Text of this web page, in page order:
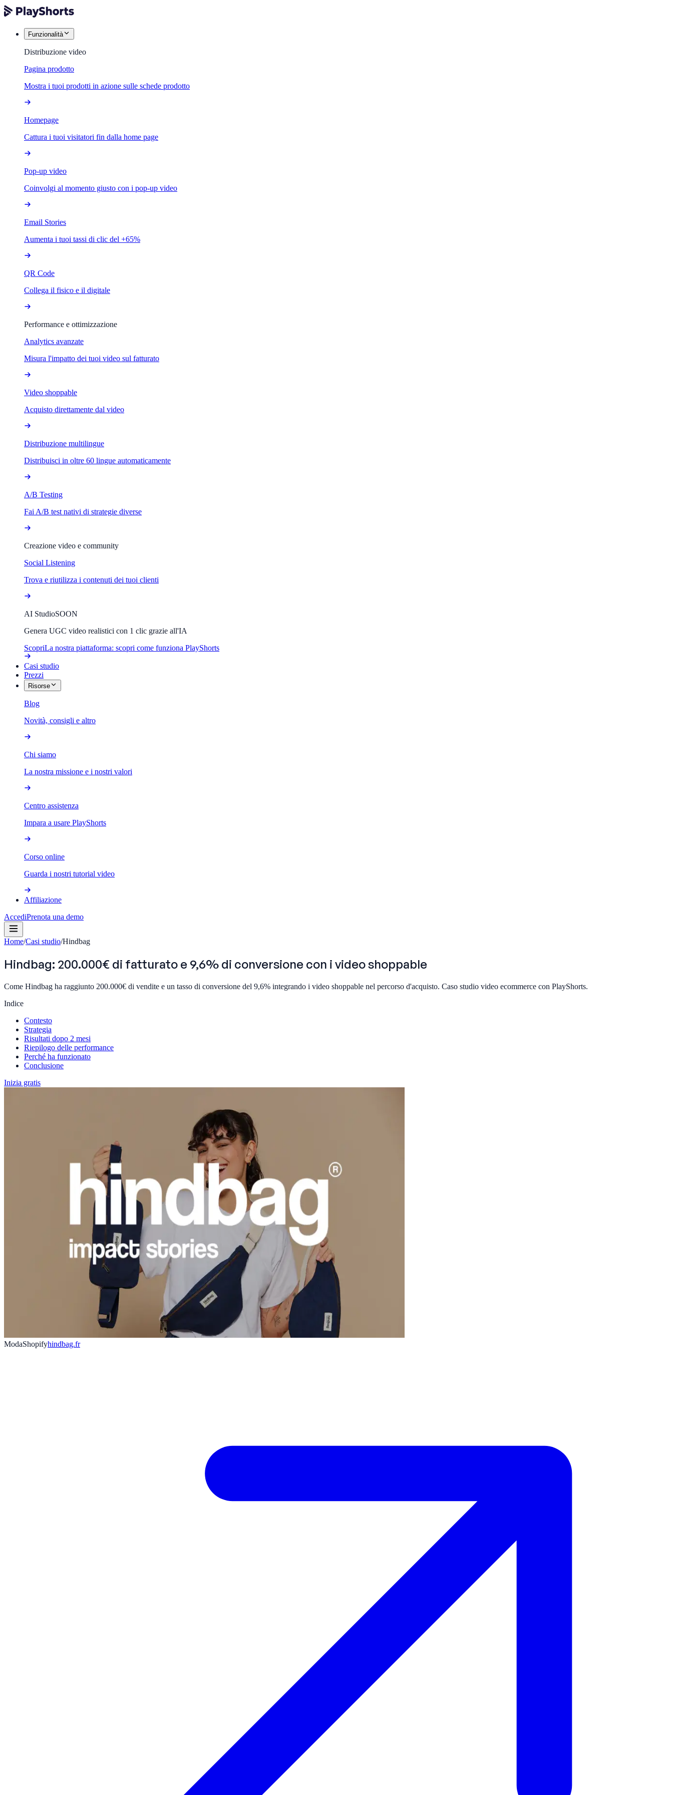
Funzionalità
Distribuzione video
Pagina prodotto
Mostra i tuoi prodotti in azione sulle schede prodotto
Homepage
Cattura i tuoi visitatori fin dalla home page
Pop-up video
Coinvolgi al momento giusto con i pop-up video
Email Stories
Aumenta i tuoi tassi di clic del +65%
QR Code
Collega il fisico e il digitale
Performance e ottimizzazione
Analytics avanzate
Misura l'impatto dei tuoi video sul fatturato
Video shoppable
Acquisto direttamente dal video
Distribuzione multilingue
Distribuisci in oltre 60 lingue automaticamente
A/B Testing
Fai A/B test nativi di strategie diverse
Creazione video e community
Social Listening
Trova e riutilizza i contenuti dei tuoi clienti
AI StudioSOON
Genera UGC video realistici con 1 clic grazie all'IA
ScopriLa nostra piattaforma: scopri come funziona PlayShorts
Casi studio
Prezzi
Risorse
Blog
Novità, consigli e altro
Chi siamo
La nostra missione e i nostri valori
Centro assistenza
Impara a usare PlayShorts
Corso online
Guarda i nostri tutorial video
Affiliazione
AccediPrenota una demo
Home/Casi studio/Hindbag
Hindbag: 200.000€ di fatturato e 9,6% di conversione con i video shoppable
Come Hindbag ha raggiunto 200.000€ di vendite e un tasso di conversione del 9,6% integrando i video shoppable nel percorso d'acquisto. Caso studio video ecommerce con PlayShorts.
Indice
Contesto
Strategia
Risultati dopo 2 mesi
Riepilogo delle performance
Perché ha funzionato
Conclusione
Inizia gratis
ModaShopifyhindbag.fr